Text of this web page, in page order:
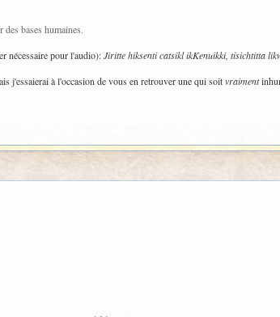
bases humaines.
nécessaire pour l'audio):Jiritte hiksenti catsikl ikKenuikki, tisichtitta
j'essaierai à l'occasion de vous en retrouver une qui soitvraiment